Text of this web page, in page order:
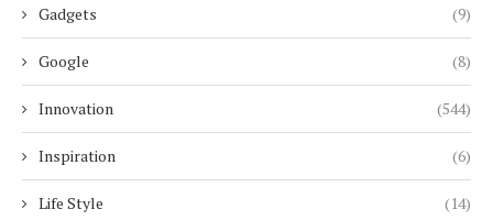
Gadgets (9)
Google (8)
Innovation (544)
Inspiration (6)
Life Style (14)